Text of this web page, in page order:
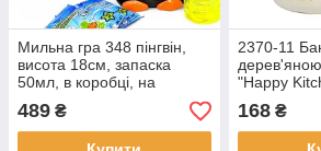
Мильна гра 348 пінгвін,
висота 18см, запаска
50мл, в коробці, на
батарейках 3АА не
входять, коробка 19-19-
11,5см
489 ₴
2370-11
"Happy
420мл
висота-
168₴